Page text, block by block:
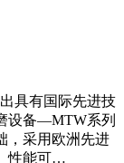
具有国际先进技
设备—MTW系列
，采用欧洲先进
性能可…